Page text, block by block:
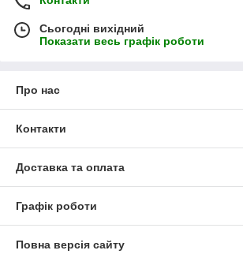
Сьогодні вихідний
Показати весь графік роботи
Про нас
Контакти
Доставка та оплата
Графік роботи
Повна версія сайту